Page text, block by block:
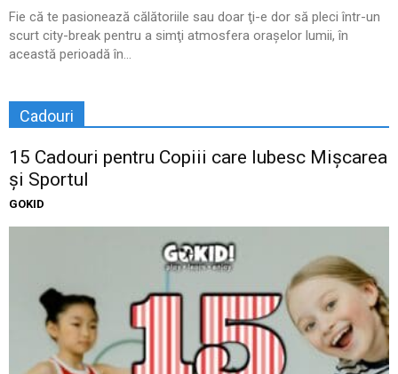
Fie că te pasionează călătoriile sau doar ţi-e dor să pleci într-un
scurt city-break pentru a simţi atmosfera oraşelor lumii, în
această perioadă în...
Cadouri
15 Cadouri pentru Copiii care Iubesc Mișcarea
și Sportul
GOKID